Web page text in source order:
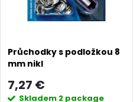
s
o
f
p
Průchodky s podložkou 8
mm nikl
7,27 €
Skladem 2 package